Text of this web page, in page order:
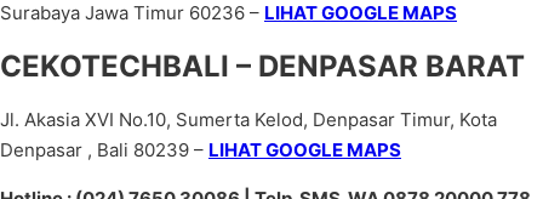
Surabaya Jawa Timur 60236 – LIHAT GOOGLE MAPS
CEKOTECHBALI – DENPASAR BARAT
Jl. Akasia XVI No.10, Sumerta Kelod, Denpasar Timur, Kota
Denpasar , Bali 80239 – LIHAT GOOGLE MAPS